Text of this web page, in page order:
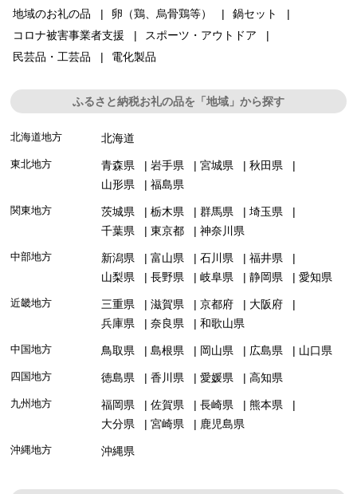
地域のお礼の品
卵（鶏、烏骨鶏等）
鍋セット
コロナ被害事業者支援
スポーツ・アウトドア
民芸品・工芸品
電化製品
ふるさと納税お礼の品を「地域」から探す
北海道地方 北海道
東北地方 青森県 岩手県 宮城県
秋田県
山形県
福島県
関東地方 茨城県 栃木県 群馬県
埼玉県
千葉県
東京都 神奈川県
中部地方 新潟県 富山県 石川県
福井県
山梨県
長野県 岐阜県 静岡県 愛知県
近畿地方 三重県 滋賀県 京都府
大阪府
兵庫県
奈良県 和歌山県
中国地方 鳥取県 島根県 岡山県 広島県 山口県
四国地方 徳島県 香川県 愛媛県 高知県
九州地方 福岡県 佐賀県 長崎県
熊本県
大分県
宮崎県 鹿児島県
沖縄地方 沖縄県